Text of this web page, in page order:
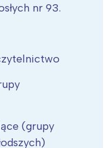
nr 93.
(grupy